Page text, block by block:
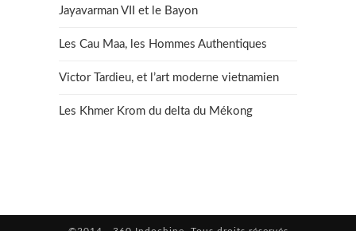
Jayavarman VII et le Bayon
Les Cau Maa, les Hommes Authentiques
Victor Tardieu, et l’art moderne vietnamien
Les Khmer Krom du delta du Mékong